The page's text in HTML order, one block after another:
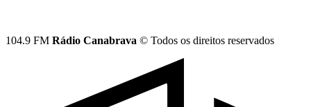
104.9 FM Rádio Canabrava © Todos os direitos reservados